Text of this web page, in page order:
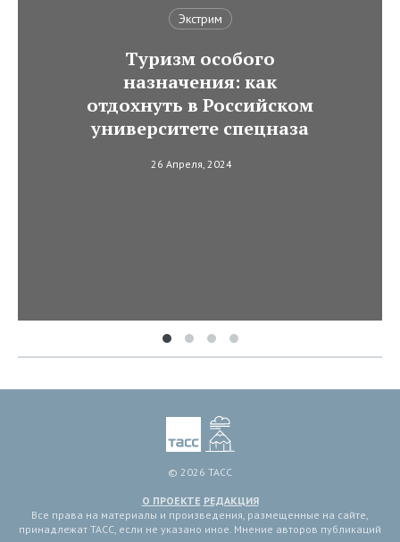
Экстрим
Туризм особого
назначения: как
отдохнуть в Российском
университете спецназа
26 Апреля, 2024
© 2026 ТАСС
О ПРОЕКТЕ РЕДАКЦИЯ
Все права на материалы и произведения, размещенные на сайте,
принадлежат ТАСС, если не указано иное. Мнение авторов публикаций